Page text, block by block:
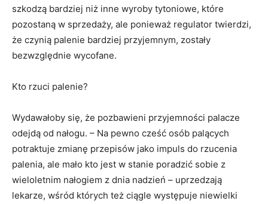
szkodzą bardziej niż inne wyroby tytoniowe, które
pozostaną w sprzedaży, ale ponieważ regulator twierdzi,
że czynią palenie bardziej przyjemnym, zostały
bezwzględnie wycofane.
Kto rzuci palenie?
Wydawałoby się, że pozbawieni przyjemności palacze
odejdą od nałogu. – Na pewno cześć osób palących
potraktuje zmianę przepisów jako impuls do rzucenia
palenia, ale mało kto jest w stanie poradzić sobie z
wieloletnim nałogiem z dnia nadzień – uprzedzają
lekarze, wśród których też ciągle występuje niewielki